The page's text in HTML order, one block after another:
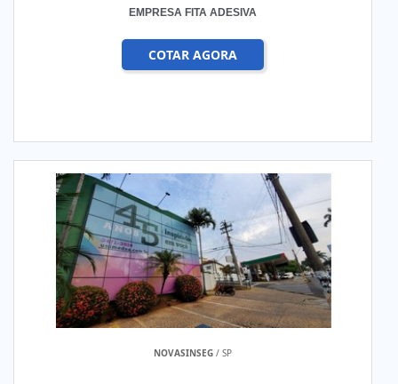
EMPRESA FITA ADESIVA
COTAR AGORA
NOVASINSEG / SP